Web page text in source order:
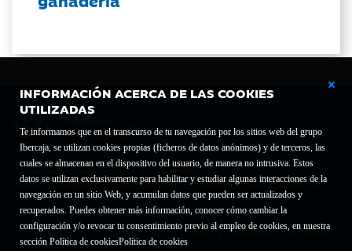
INFORMACIÓN ACERCA DE LAS COOKIES
UTILIZADAS
Te informamos que en el transcurso de tu navegación por los sitios web del grupo
Ibercaja, se utilizan cookies propias (ficheros de datos anónimos) y de terceros, las
cuales se almacenan en el dispositivo del usuario, de manera no intrusiva. Estos
datos se utilizan exclusivamente para habilitar y estudiar algunas interacciones de la
navegación en un sitio Web, y acumulan datos que pueden ser actualizados y
recuperados. Puedes obtener más información, conocer cómo cambiar la
configuración y/o revocar tu consentimiento previo al empleo de cookies, en nuestra
sección Política de cookiesPolítica de cookies
Fundación Bancaria Ibercaja C.I.F. G-50000652.
Inscrita en el Registro de Fundaciones del Mº de Educación, Cultura y Deporte con el nº
1689.
Domicilio social: Joaquín Costa, 13. 50001 Zaragoza.
Contacto
Declaración de accesibilidad